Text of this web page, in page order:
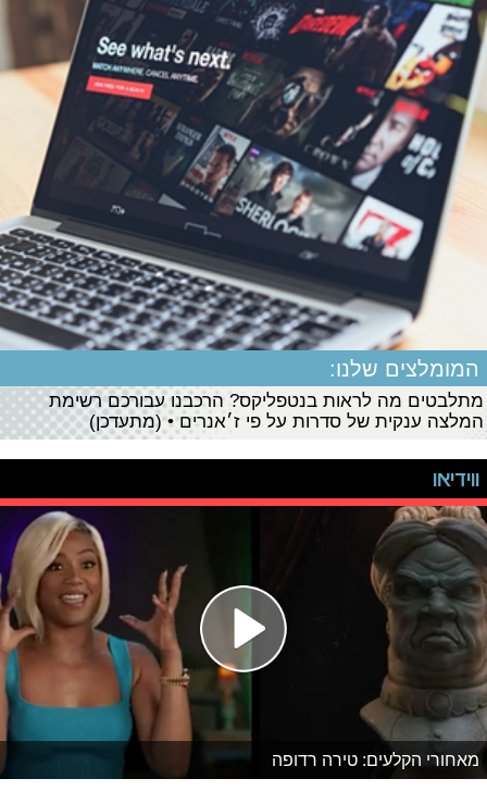
המומלצים שלנו:
מתלבטים מה לראות בנטפליקס? הרכבנו עבורכם רשימת
המלצה ענקית של סדרות על פי ז׳אנרים • (מתעדכן)
ווידיאו
מאחורי הקלעים: טירה רדופה